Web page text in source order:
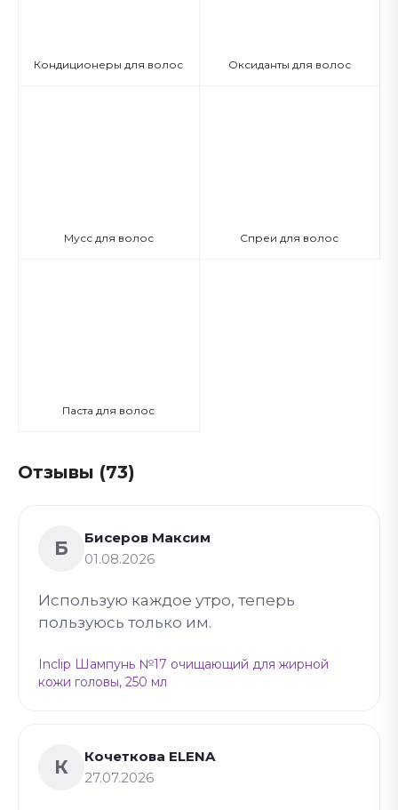
Кондиционеры для волос Оксиданты для волос
Мусс для волос Спреи для волос
Паста для волос
Отзывы (73)
Б
Бисеров Максим
01.08.2026
Использую каждое утро, теперь
пользуюсь только им.
Inclip Шампунь №17 очищающий для жирной
кожи головы, 250 мл
К
Кочеткова ELENA
27.07.2026